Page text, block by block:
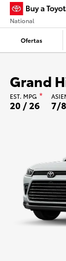
Ofertas
National
Grand
EST. MPG *
20 / 26 7/8